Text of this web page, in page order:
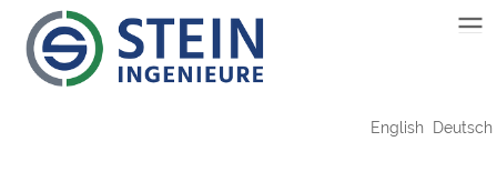
zum
Inhalt
Main
navigation
English Deutsch